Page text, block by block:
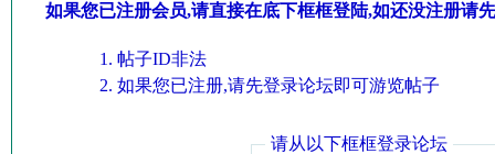
如果您已注册会员,请直接在底下框框登陆,如还没注册请
帖子ID非法
如果您已注册,请先登录论坛即可游览帖子
请从以下框框登录论坛